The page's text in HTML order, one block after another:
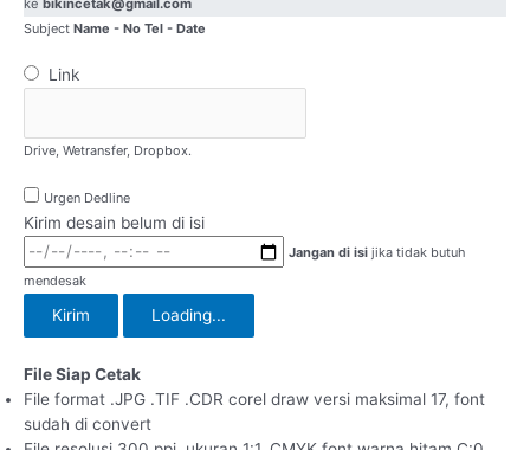
ke bikincetak@gmail.com
Subject Name - No Tel - Date
Link
Drive, Wetransfer, Dropbox.
Urgen Dedline
Kirim desain belum di isi
Jangan di isijika tidak butuh
mendesak
Kirim Loading...
File Siap Cetak
File format .JPG .TIF .CDR corel draw versi maksimal 17, font
sudah di convert